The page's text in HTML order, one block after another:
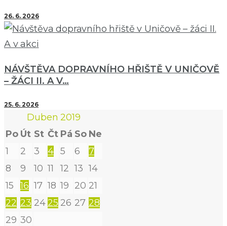
26. 6. 2026
NÁVŠTĚVA DOPRAVNÍHO HŘIŠTĚ V UNIČOVĚ
– ŽÁCI II. A V…
25. 6. 2026
Duben 2019
Po Út St Čt Pá So Ne
1
2 3 4 5 6
7
8
9 10 11 12 13 14
15
16 17 18 19 20 21
22 23 2425 26 27 28
29 30